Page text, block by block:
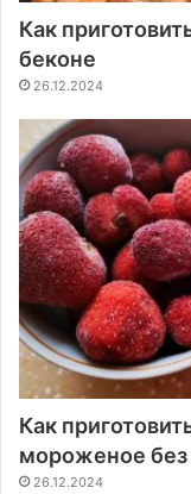
Как
беконе
26.12.2024
Как
мороженое без
26.12.2024